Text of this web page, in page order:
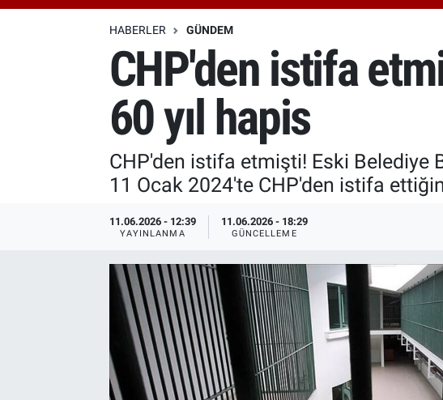
HABERLER GÜNDEM
CHP'den istifa
60 yıl hapis
CHP'den istifa etmişti! Eski Belediye
11 Ocak 2024'te CHP'den istifa
11.06.2026 - 12:39
YAYINLANMA
11.06.2026 - 18:29
GÜNCELLEME
Özel Haberler
Özel Haberler
Erişim Bilgileri
Haber Arşivi